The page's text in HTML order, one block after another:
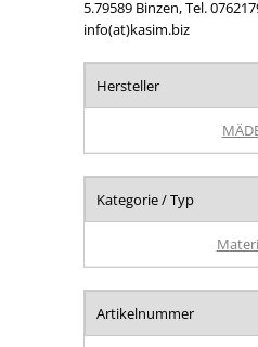
5.79589 Binzen, Tel.
info(at)kasim.biz
Hersteller
Kategorie / Typ
Artikelnummer